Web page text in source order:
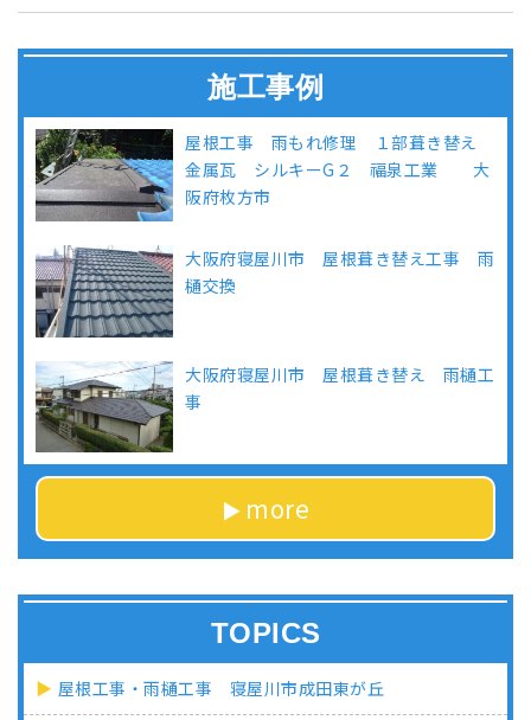
施工事例
屋根工事 雨もれ修理 １部葺き替え
金属瓦 シルキーG２ 福泉工業 大
阪府枚方市
大阪府寝屋川市 屋根葺き替え工事 雨
樋交換
大阪府寝屋川市 屋根葺き替え 雨樋工
事
more
TOPICS
屋根工事・雨樋工事 寝屋川市成田東が丘